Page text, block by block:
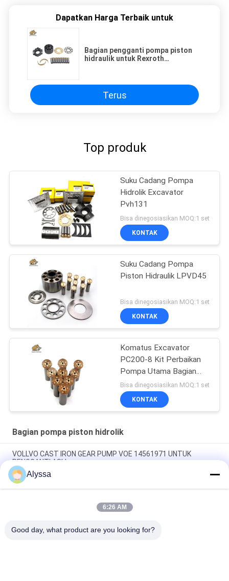
Dapatkan Harga Terbaik untuk
Bagian pengganti pompa piston
hidraulik untuk Rexroth
Terus
Top produk
Suku Cadang Pompa
Hidrolik Excavator
Pvh131
Bisa dinegosiasikan MOQ:1 set
KONTAK
Suku Cadang Pompa
Piston Hidraulik LPVD45
Bisa dinegosiasikan MOQ:1 set
KONTAK
Komatus Excavator
PC200-8 Kit Perbaikan
Pompa Utama Bagian
Pompa Hidraulik Pompa
Piston Layanan
Perbaikan Pemeliharaan
Bisa dinegosiasikan MOQ:1 set
KONTAK
Bagian pompa piston hidrolik
VOLLVO CAST IRON GEAR PUMP VOE 14561971 UNTUK
PENGGANTI ASLI
VOLLVO CAST IRON GEAR PUMP VOE 14537295 UNTUK
PENGGANTI ASLI
VOLLVO CAST IRON GEAR PUMP VOE 14782798 UNTUK
Alyssa
6:26 AM
Good day, what product are you looking for?